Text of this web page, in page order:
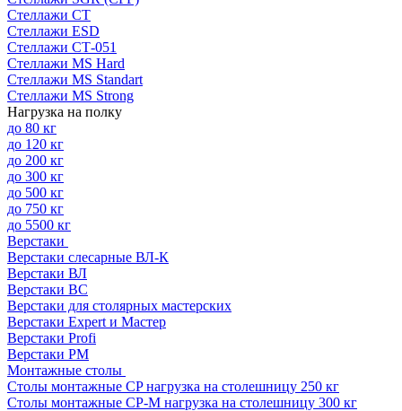
Стеллажи СТ
Стеллажи ESD
Стеллажи СТ-051
Стеллажи MS Hard
Стеллажи MS Standart
Стеллажи MS Strong
Нагрузка на полку
до 80 кг
до 120 кг
до 200 кг
до 300 кг
до 500 кг
до 750 кг
до 5500 кг
Верстаки
Верстаки слесарные ВЛ-К
Верстаки ВЛ
Верстаки ВС
Верстаки для столярных мастерских
Верстаки Expert и Мастер
Верстаки Profi
Верстаки РМ
Монтажные столы
Столы монтажные СP нагрузка на столешницу 250 кг
Столы монтажные СР-М нагрузка на столешницу 300 кг